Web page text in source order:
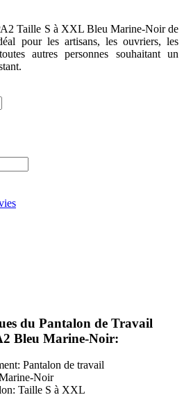
Taille S à XXL Bleu Marine-Noir de
pour les artisans, les ouvriers, les
autres personnes souhaitant un
du Pantalon de Travail
Bleu Marine-Noir:
Pantalon de travail
Noir
Taille S à XXL